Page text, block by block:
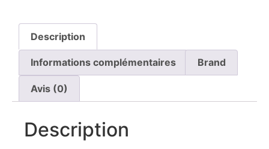
Description
Informations complémentaires Brand
Avis (0)
Description